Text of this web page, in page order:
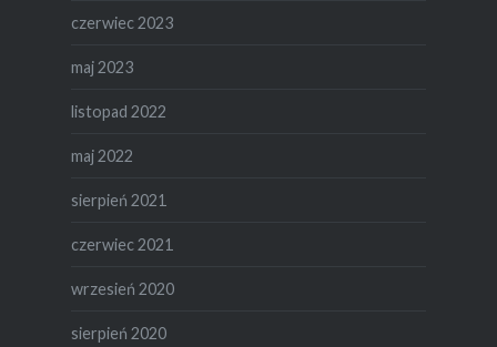
czerwiec 2023
maj 2023
listopad 2022
maj 2022
sierpień 2021
czerwiec 2021
wrzesień 2020
sierpień 2020